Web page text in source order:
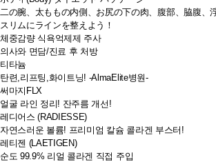
二の腕、太ももの内側、お尻の下の肉、腹部、脇腹、
スリムにラインを整えよう！
체중감량 식욕억제제 주사
의사와 면담/진료 후 처방
티타늄
탄련,리프팅,화이트닝! -AlmaElite병원-
써마지FLX
얼굴 라인 정리! 잔주름 개선!
레디어스 (RADIESSE)
자연스러운 볼륨! 프리미엄 칼슘 콜라겐 부스터!
레티젠 (LAETIGEN)
순도 99.9% 리얼 콜라겐 직접 주입